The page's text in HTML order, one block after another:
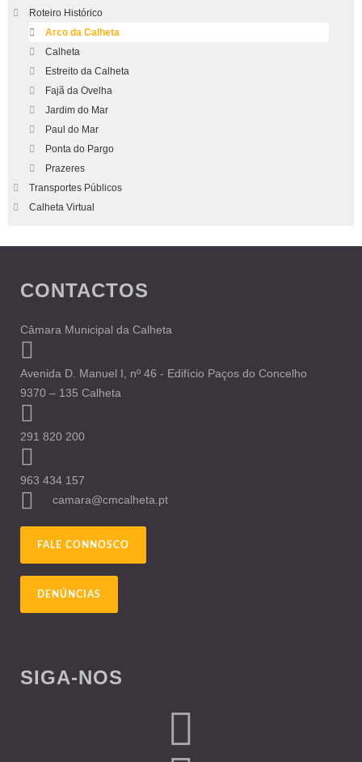
Roteiro Histórico
Arco da Calheta
Calheta
Estreito da Calheta
Fajã da Ovelha
Jardim do Mar
Paul do Mar
Ponta do Pargo
Prazeres
Transportes Públicos
Calheta Virtual
CONTACTOS
Câmara Municipal da Calheta
Avenida D. Manuel I, nº 46 - Edifício Paços do Concelho
9370 – 135 Calheta
291 820 200
963 434 157
camara@cmcalheta.pt
FALE CONNOSCO
DENÚNCIAS
SIGA-NOS